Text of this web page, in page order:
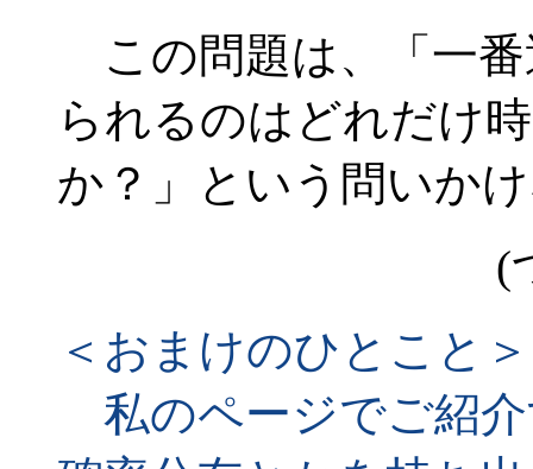
この問題は、「一
られるのはどれだけ
か？」という問いか
(
＜おまけのひとこと＞
私のページでご紹